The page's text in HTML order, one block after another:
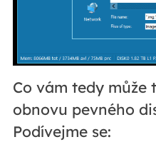
Co vám tedy
obnovu pevného
Podívejme se: